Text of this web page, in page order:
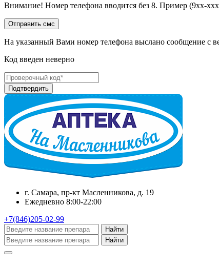
Внимание! Номер телефона вводится без 8. Пример (9хх-
На указанный Вами номер телефона выслано сообщение с
Код введен неверно
г. Самара, пр-кт Масленникова, д. 19
Ежедневно 8:00-22:00
+7(846)205-02-99
Найти
Найти